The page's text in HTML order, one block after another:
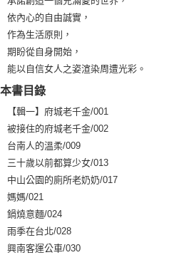
依內心的自由誠實，
作為生活原則，
期盼從自身開始，
能以自信女人之姿渲染周遭光彩。
本書目錄
【輯一】府城老千金/001
被接住的府城老千金/002
台南人的溫柔/009
三十歲以前都算少女/013
中山公園的廁所老奶奶/017
媽媽/021
鍋燒意麵/024
雨季在台北/028
興南客運公車/030